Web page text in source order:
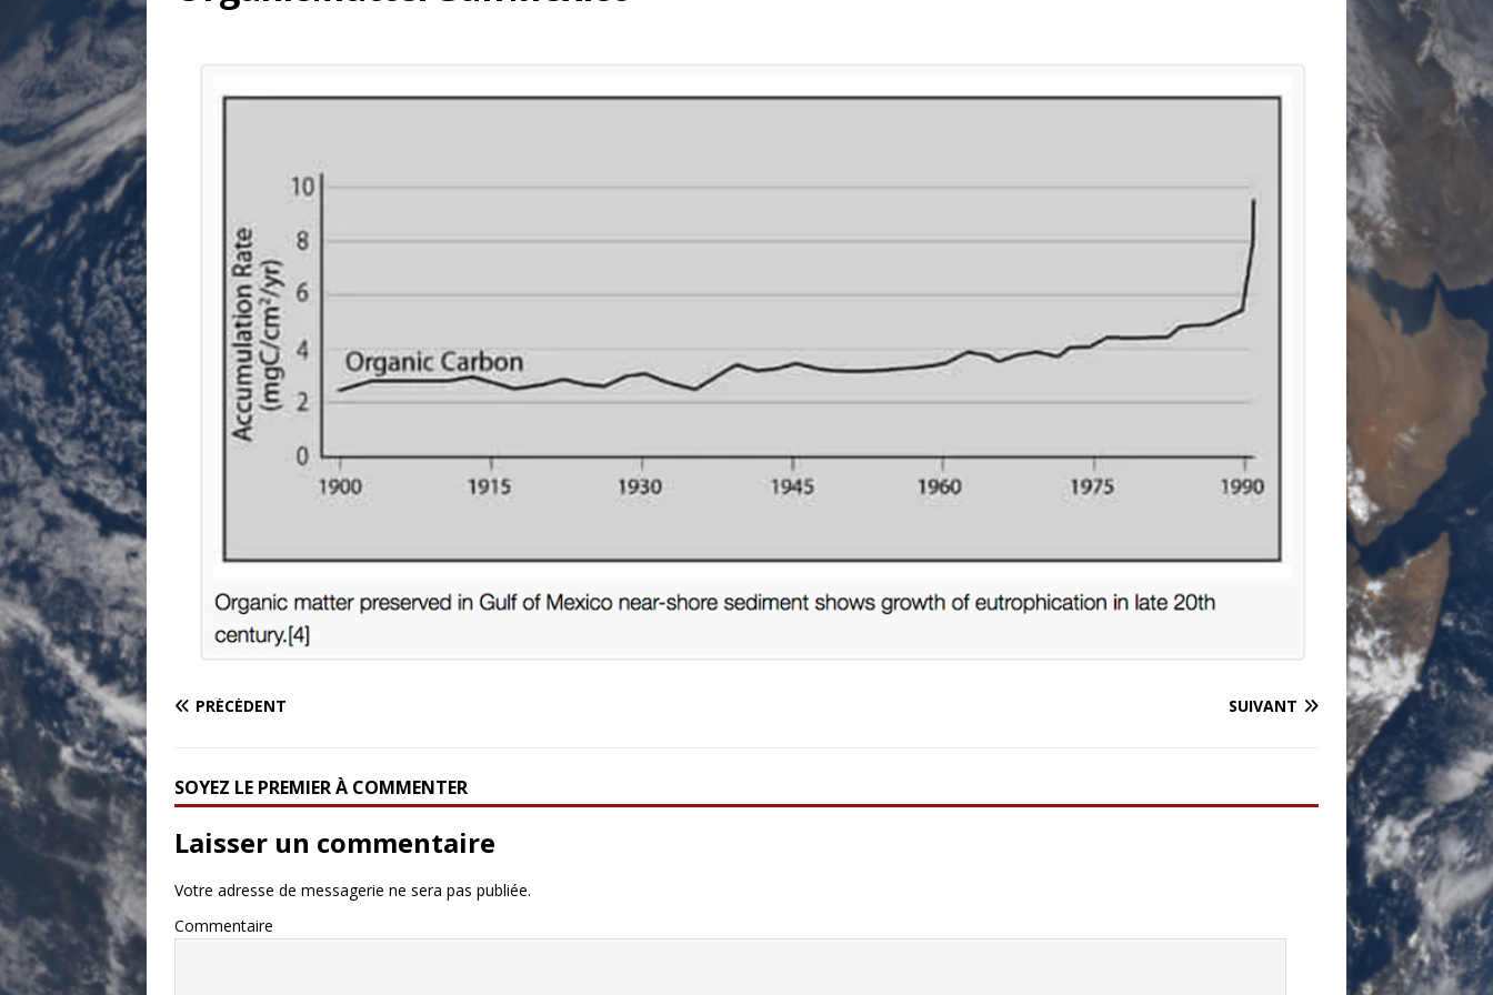
PRÉCÉDENT SUIVANT
SOYEZ LE PREMIER À COMMENTER
Laisser un commentaire
Votre adresse de messagerie ne sera pas publiée.
Commentaire